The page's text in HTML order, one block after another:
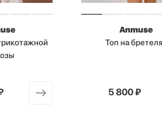
Anmuse
Топ на
5 800 ₽